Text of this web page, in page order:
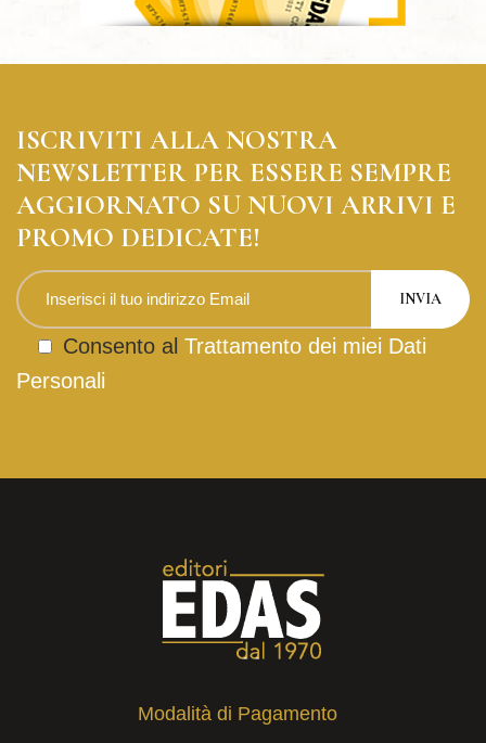
ISCRIVITI ALLA NOSTRA
NEWSLETTER PER ESSERE SEMPRE
AGGIORNATO SU NUOVI ARRIVI E
PROMO DEDICATE!
Consento al Trattamento dei miei Dati
Personali
Modalità di Pagamento